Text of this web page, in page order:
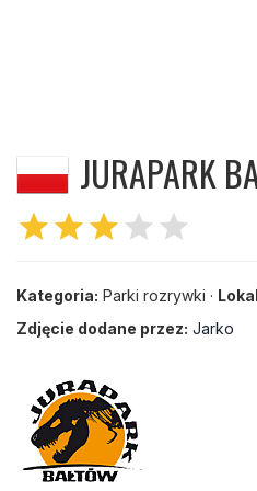
JURAPARK
starstarstar star star
Kategoria: Parki rozrywki ·
Zdjęcie dodane przez: Jarko